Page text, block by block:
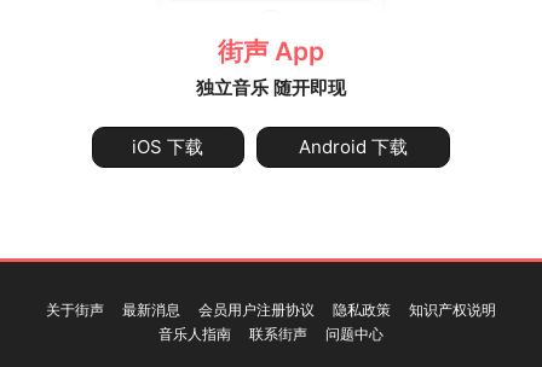
街声 App
独立音乐 随开即现
iOS 下载 Android 下载
关于街声 最新消息 会员用户注册协议 隐私政策
知识产权说明
音乐人指南
联系街声 问题中心